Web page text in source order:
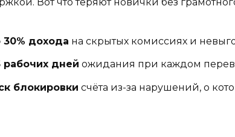
дохода на скрытых комиссиях и
рабочих дней ожидания при каждом
блокировки счёта из-за нарушений, о